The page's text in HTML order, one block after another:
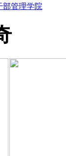
部管理学院